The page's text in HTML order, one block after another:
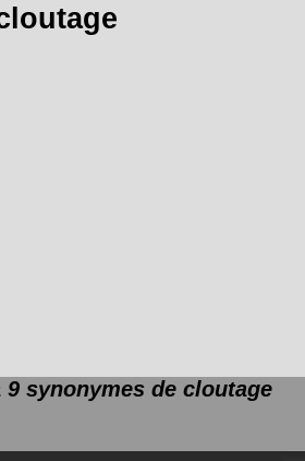
9 synonymes de cloutage